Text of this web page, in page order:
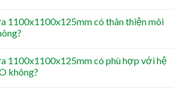
1100x1100x125mm có thân thiện môi
1100x1100x125mm có phù hợp với hệ
không?